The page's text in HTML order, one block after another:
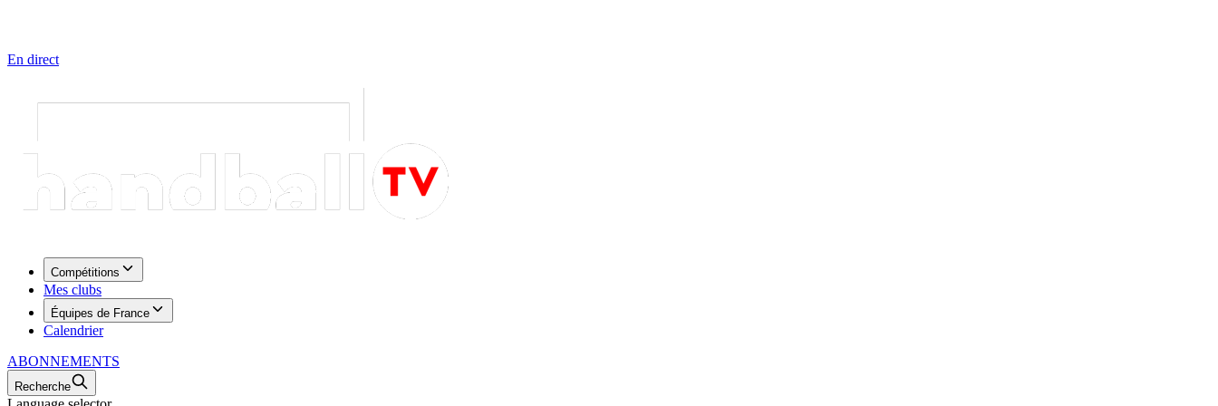
En direct
Compétitions
Mes clubs
Équipes de France
Calendrier
ABONNEMENTS
Recherche